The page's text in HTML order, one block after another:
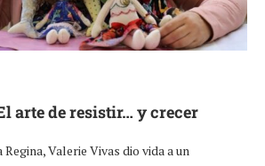
arte de resistir… y crecer
Valerie Vivas dio vida a un